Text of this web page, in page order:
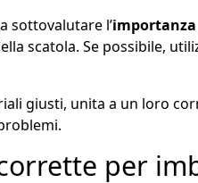
sottovalutare l’
scatola. Se possibile,
giusti, unita a un loro
per